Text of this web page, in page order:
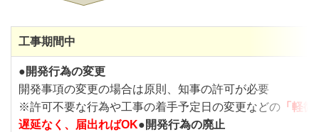
工事期間中
●開発行為の変更
開発事項の変更の場合は原則、知事の許可が必要
※許可不要な行為や工事の着手予定日の変更などの 「 軽微
遅延なく、
届出ればOK●開発行為の廃止